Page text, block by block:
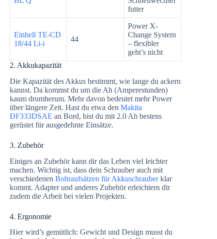
futter
Einhell TE-CD
18/44 Li-i
44
Power X-
Change System
– flexibler
geht’s nicht
2. Akkukapazität
Die Kapazität des Akkus bestimmt, wie lange du ackern
kannst. Da kommst du um die Ah (Amperestunden)
kaum drumherum. Mehr davon bedeutet mehr Power
über längere Zeit. Hast du etwa den Makita
DF333DSAE an Bord, bist du mit 2.0 Ah bestens
gerüstet für ausgedehnte Einsätze.
3. Zubehör
Einiges an Zubehör kann dir das Leben viel leichter
machen. Wichtig ist, dass dein Schrauber auch mit
verschiedenen Bohraufsätzen für Akkuschrauberklar
kommt. Adapter und anderes Zubehör erleichtern dir
zudem die Arbeit bei vielen Projekten.
4. Ergonomie
Hier wird’s gemütlich: Gewicht und Design musst du